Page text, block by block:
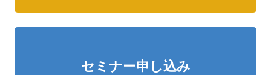
セミナー申し込み